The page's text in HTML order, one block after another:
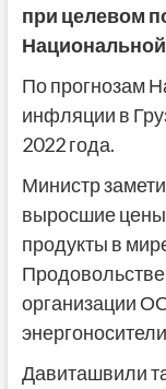
при целевом
По прогнозам
инфляции в
2022 года.
Министр
выросшие
продукты в
организации
Давиташвили